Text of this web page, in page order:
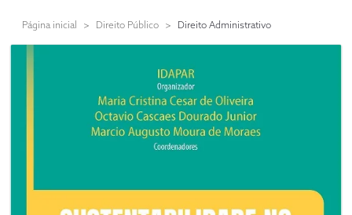
Página inicial > Direito Público > Direito Administrativo